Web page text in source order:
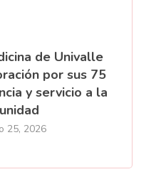
de Univalle
por sus 75
y servicio a la
25, 2026